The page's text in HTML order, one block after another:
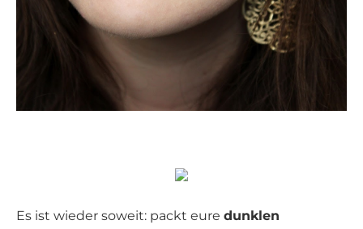
Es ist wieder soweit: packt eure dunklen